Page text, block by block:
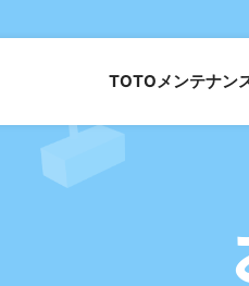
TOTOメンテナン